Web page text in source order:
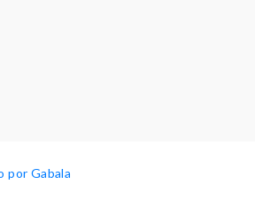
por Gabala